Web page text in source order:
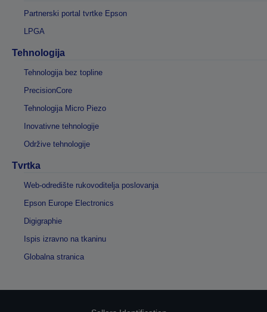
Partnerski portal tvrtke Epson
LPGA
Tehnologija
Tehnologija bez topline
PrecisionCore
Tehnologija Micro Piezo
Inovativne tehnologije
Održive tehnologije
Tvrtka
Web-odredište rukovoditelja poslovanja
Epson Europe Electronics
Digigraphie
Ispis izravno na tkaninu
Globalna stranica